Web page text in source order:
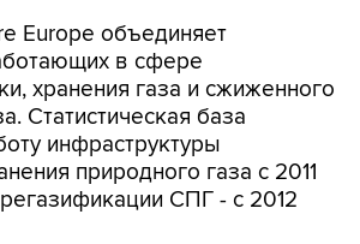
Europe объединяет
в сфере
хранения газа и сжиженного
Статистическая база
инфраструктуры
природного газа с 2011
СПГ - с 2012